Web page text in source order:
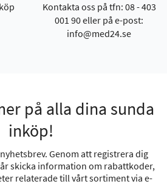
Kontakta oss på tfn: 08 - 403
001 90 eller på e-post:
info@med24.se
på alla dina sunda
inköp!
Genom att registrera dig
skicka information om rabattkoder,
relaterade till vårt sortiment via e-